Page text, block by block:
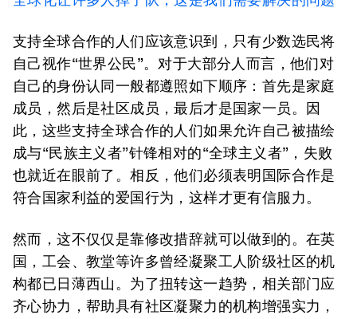
支持全球合作的人们应该意识到，只有少数选民将
自己视作“世界公民”。对于大部分人而言，他们对
自己的身份认同一般都遵照如下顺序：首先是家庭
成员，然后是社区成员，最后才是国家一员。因
此，这些支持全球合作的人们如果允许自己被描绘
成与“民族主义者”针锋相对的“全球主义者”，失败
也就近在眼前了。相反，他们必须表明国际合作是
符合国家利益的爱国行为，这样才更有信服力。
然而，这不仅仅是靠修改措辞就可以做到的。在英
国，工会、教堂等许多曾经凝聚工人阶级社区的机
构都已日薄西山。为了扭转这一趋势，相关部门应
齐心协力，帮助具有社区凝聚力的机构增强实力，